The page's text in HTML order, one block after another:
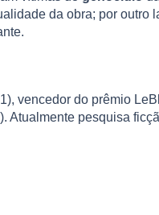
da obra; por outro
vencedor do prêmio
Atualmente pesquisa